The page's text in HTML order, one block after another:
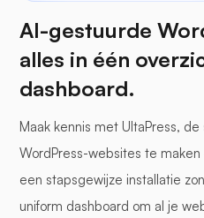
AI-gestuurde
alles in één
dashboard.
Maak kennis met UltaPress,
WordPress-websites te
een stapsgewijze installatie
uniform dashboard om al je